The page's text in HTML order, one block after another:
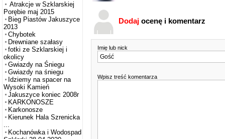
Atrakcje w Szklarskiej
Porębie maj 2015
Bieg Piastów Jakuszyce
2013
Chybotek
Drewniane szałasy
fotki ze Szklarskiej i
okolicy
Gwiazdy na Śniegu
Gwiazdy na śniegu
Idziemy na spacer na
Wysoki Kamień
Jakuszyce koniec 2008r
KARKONOSZE
Karkonosze
Kierunek Hala Szrenicka
...
Kochanówka i Wodospad
Dodaj ocenę i komentarz
Imię lub nick
Wpisz treść komentarza